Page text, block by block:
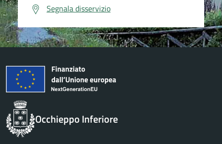
Segnala disservizio
Occhieppo Inferiore